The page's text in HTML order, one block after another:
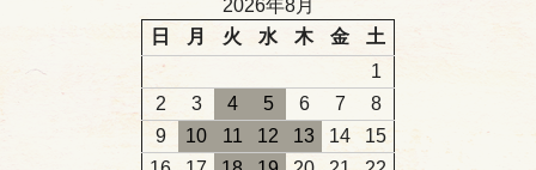
2026年8月
日
月 火 水 木 金
土
1
2
3 4 5 6 7
8
9
10 11 12 13 14
15